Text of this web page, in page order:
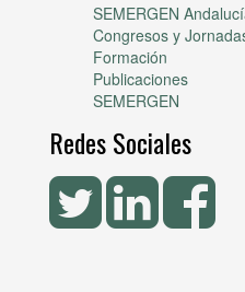
SEMERGEN
Congresos y
Formación
Publicaciones
SEMERGEN
Redes Sociales